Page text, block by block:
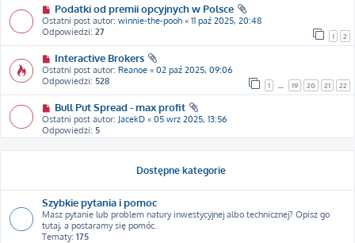
Podatki od premii opcyjnych w Polsce
Ostatni post autor: winnie-the-pooh « 11 paź 2025, 20:48
Odpowiedzi: 27 1 2
Interactive Brokers
Ostatni post autor: Reanoe « 02 paź 2025, 09:06
Odpowiedzi: 528 1 19 20 21 22
Bull Put Spread - max profit
Ostatni post autor: JacekD « 05 wrz 2025, 13:56
Odpowiedzi: 5
Dostępne kategorie
Szybkie pytania i pomoc
Masz pytanie lub problem natury inwestycyjnej albo technicznej? Opisz go
tutaj, a postaramy się pomóc.
Tematy: 175